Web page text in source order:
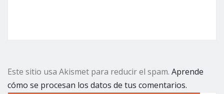
Este sitio usa Akismet para reducir el spam. Aprende
cómo se procesan los datos de tus comentarios.